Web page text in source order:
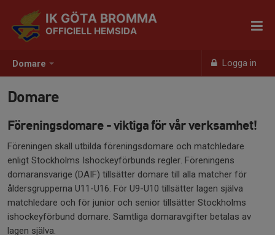
Domare Logga in
IK GÖTA BROMMA
OFFICIELL HEMSIDA
Domare
Föreningsdomare - viktiga för vår verksamhet!
Föreningen skall utbilda föreningsdomare och matchledare
enligt Stockholms Ishockeyförbunds regler. Föreningens
domaransvarige (DAIF) tillsätter domare till alla matcher för
åldersgrupperna U11-U16. För U9-U10 tillsätter lagen själva
matchledare och för junior och senior tillsätter Stockholms
ishockeyförbund domare. Samtliga domaravgifter betalas av
lagen själva.